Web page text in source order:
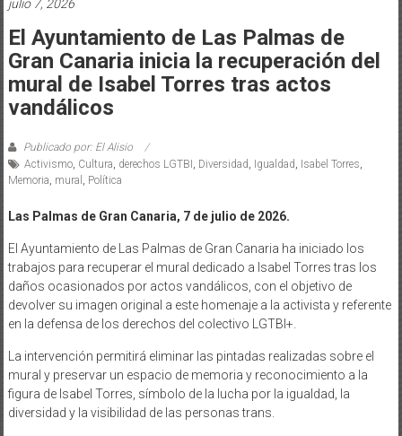
julio 7, 2026
El Ayuntamiento de Las Palmas de
Gran Canaria inicia la recuperación del
mural de Isabel Torres tras actos
vandálicos
Publicado por: El Alisio
Activismo, Cultura derechos LGTBI Diversidad Igualdad Isabel Torres
Memoria mural Política
Las Palmas de Gran Canaria, 7 de julio de 2026.
El Ayuntamiento de Las Palmas de Gran Canaria ha iniciado los
trabajos para recuperar el mural dedicado a Isabel Torres tras los
daños ocasionados por actos vandálicos, con el objetivo de
devolver su imagen original a este homenaje a la activista y referente
en la defensa de los derechos del colectivo LGTBI+.
La intervención permitirá eliminar las pintadas realizadas sobre el
mural y preservar un espacio de memoria y reconocimiento a la
figura de Isabel Torres, símbolo de la lucha por la igualdad, la
diversidad y la visibilidad de las personas trans.